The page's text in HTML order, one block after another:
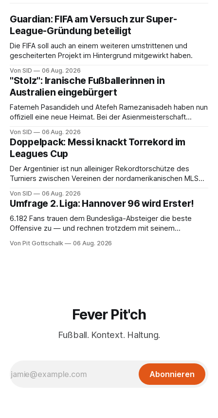
Guardian: FIFA am Versuch zur Super-
League-Gründung beteiligt
Die FIFA soll auch an einem weiteren umstrittenen und
gescheiterten Projekt im Hintergrund mitgewirkt haben.
Von SID 06 Aug. 2026
"Stolz": Iranische Fußballerinnen in
Australien eingebürgert
Fatemeh Pasandideh und Atefeh Ramezanisadeh haben nun
offiziell eine neue Heimat. Bei der Asienmeisterschaft
Von SID 06 Aug. 2026
Doppelpack: Messi knackt Torrekord im
Leagues Cup
Der Argentinier ist nun alleiniger Rekordtorschütze des
Turniers zwischen Vereinen der nordamerikanischen MLS
Von SID 06 Aug. 2026
Umfrage 2. Liga: Hannover 96 wird Erster!
6.182 Fans trauen dem Bundesliga-Absteiger die beste
Offensive zu — und rechnen trotzdem mit seinem
Lokalrivale in Niedersachsen.
Von Pit Gottschalk 06 Aug. 2026
Fever Pit'ch
Fußball. Kontext. Haltung.
Abonnieren